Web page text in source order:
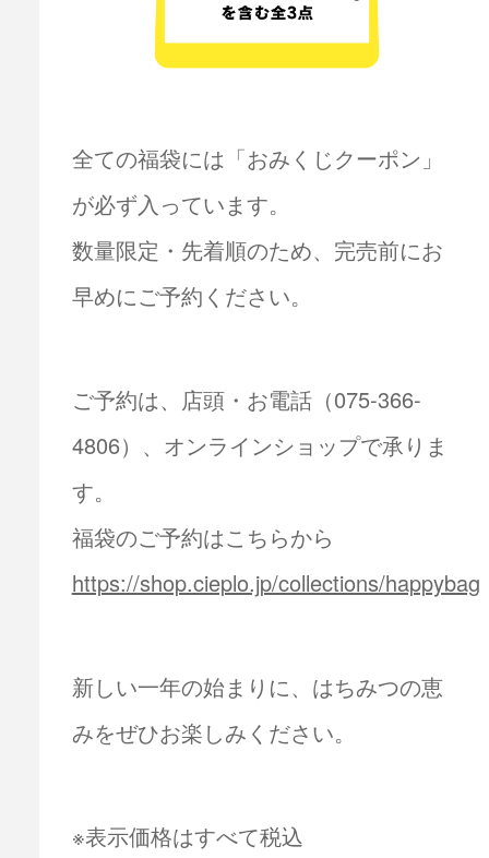
全ての福袋には「おみくじクーポン」
が必ず入っています。
数量限定・先着順のため、完売前にお
早めにご予約ください。
ご予約は、店頭・お電話（075-366-
4806）、オンラインショップで承りま
す。
福袋のご予約はこちらから
https://shop.cieplo.jp/collections/happybag
新しい一年の始まりに、はちみつの恵
みをぜひお楽しみください。
※表示価格はすべて税込